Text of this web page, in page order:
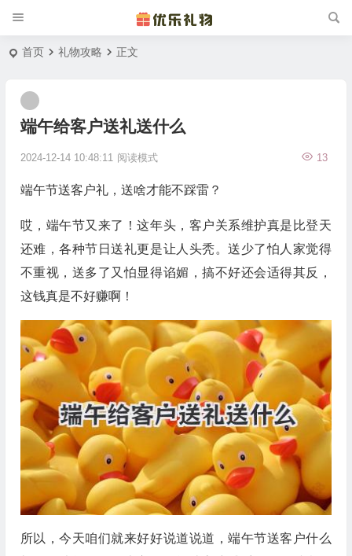
首页 礼物攻略 正文
端午给客户送礼送什么
2024-12-14 10:48:11 13
阅读模式
端午节送客户礼，送啥才能不踩雷？
哎，端午节又来了！这年头，客户关系维护真是比登天
还难，各种节日送礼更是让人头秃。送少了怕人家觉得
不重视，送多了又怕显得谄媚，搞不好还会适得其反，
这钱真是不好赚啊！
所以，今天咱们就来好好说道说道，端午节送客户什么